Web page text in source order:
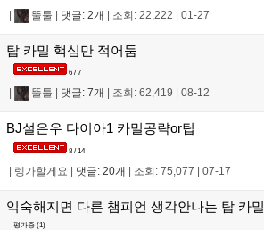
| 뚤툴 | 댓글: 2개 | 조회: 22,222 | 01-27
탑 카밀 핵심만 적어둠
6 / 7
뚤툴 댓글: 7개 조회: 62,419 08-12
BJ설은우 다이아1 카밀공략or팁
8 / 14
| 렝가할게요 | 댓글: 20개 | 조회: 75,077 | 07-17
익숙해지면 다른 챔피언 생각안나는 탑 카밀
평가중 (1)